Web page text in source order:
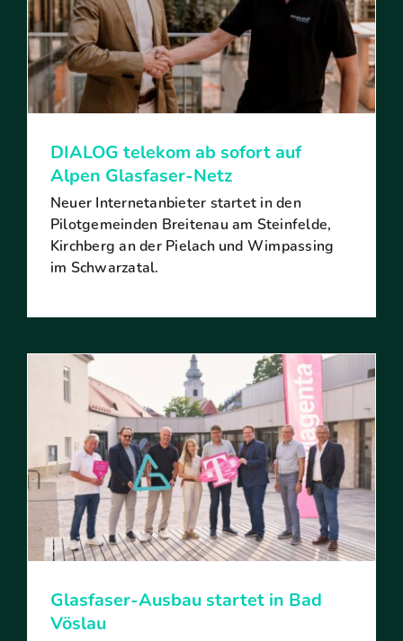
DIALOG telekom ab sofort auf
Alpen Glasfaser-Netz
Neuer Internetanbieter startet in den
Pilotgemeinden Breitenau am Steinfelde,
Kirchberg an der Pielach und Wimpassing
im Schwarzatal.
Glasfaser-Ausbau startet in Bad
Vöslau